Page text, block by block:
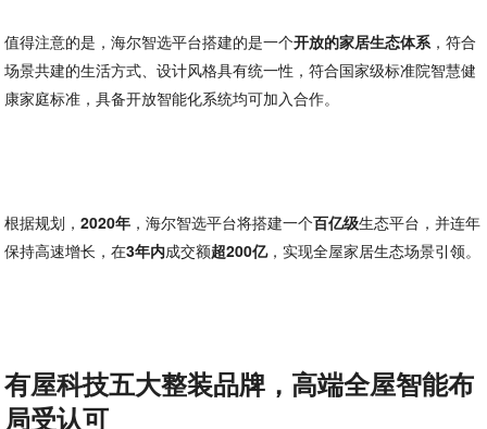
值得注意的是，海尔智选平台搭建的是一个开放的家居生态体系，符合
场景共建的生活方式、设计风格具有统一性，符合国家级标准院智慧健
康家庭标准，具备开放智能化系统均可加入合作。
根据规划，2020年 ，海尔智选平台将搭建一个百亿级生态平台，并连年
保持高速增长，在3年内成交额超200亿，实现全屋家居生态场景引领。
有屋科技五大整装品牌，高端全屋智能布
局受认可